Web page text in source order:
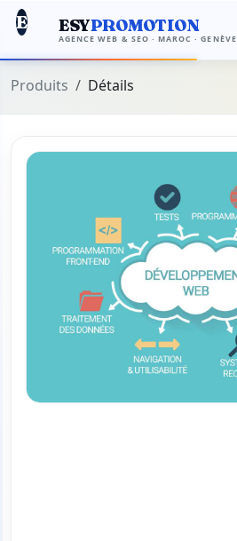
E ESYPROMOTION
AGENCE WEB & SEO · MAROC · GENÈVE
Produits Détails